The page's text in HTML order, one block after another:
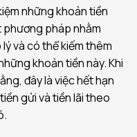
những khoản tiền
phương pháp nhằm
và có thể kiếm thêm
khoản tiền này. Khi
đây là việc hết hạn
gửi và tiền lãi theo